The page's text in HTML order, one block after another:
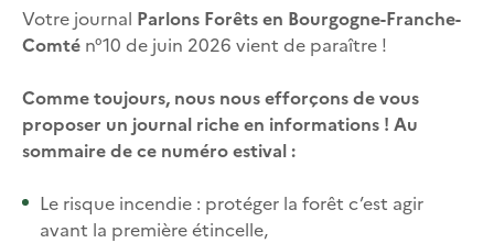
Votre journal Parlons Forêts en Bourgogne-Franche-
Comté n°10 de juin 2026 vient de paraître !
Comme toujours, nous nous efforçons de vous
proposer un journal riche en informations ! Au
sommaire de ce numéro estival :
Le risque incendie : protéger la forêt c’est agir
avant la première étincelle,